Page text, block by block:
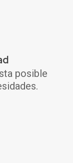
posible